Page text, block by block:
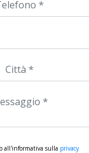
all'informativa sulla privacy